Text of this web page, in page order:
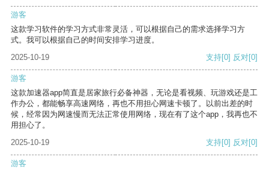
游客
这款学习软件的学习方式非常灵活，可以根据自己的需求选择学习方
式。我可以根据自己的时间安排学习进度。
2025-10-19
支持[0] 反对[0]
游客
这款加速器app简直是居家旅行必备神器，无论是看视频、玩游戏还是工
作办公，都能畅享高速网络，再也不用担心网速卡顿了。以前出差的时
候，经常因为网速慢而无法正常使用网络，现在有了这个app，我再也不
用担心了。
2025-10-19
支持[0] 反对[0]
游客